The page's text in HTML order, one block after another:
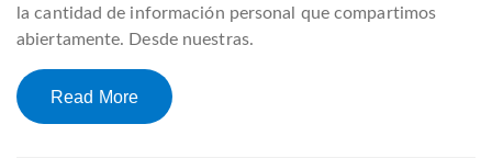
la cantidad de información personal que compartimos
abiertamente. Desde nuestras.
Read More